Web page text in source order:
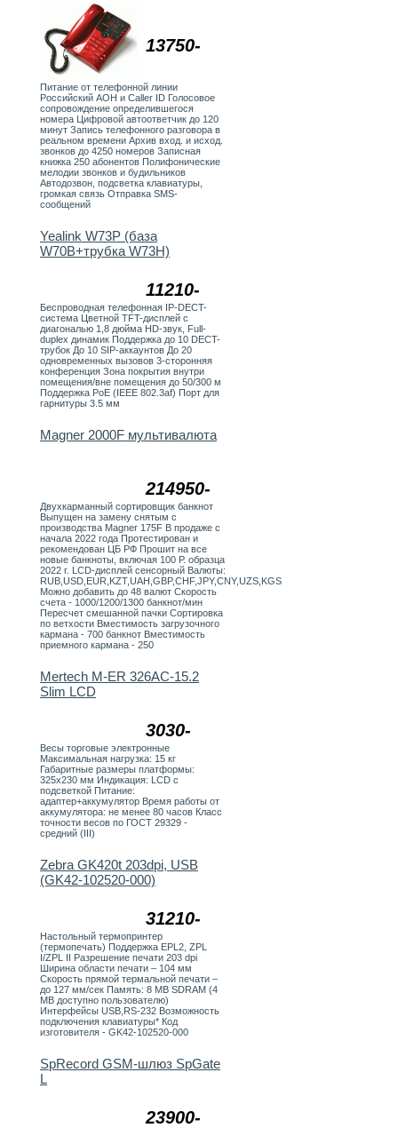
13750-
Питание от телефонной линии
Российский АОН и Caller ID Голосовое
сопровождение определившегося
номера Цифровой автоответчик до 120
минут Запись телефонного разговора в
реальном времени Архив вход. и исход.
звонков до 4250 номеров Записная
книжка 250 абонентов Полифонические
мелодии звонков и будильников
Автодозвон, подсветка клавиатуры,
громкая связь Отправка SMS-
сообщений
11210-
Yealink W73P (база
W70B+трубка W73H)
Беспроводная телефонная IP-DECT-
система Цветной TFT-дисплей с
диагональю 1,8 дюйма HD-звук, Full-
duplex динамик Поддержка до 10 DECT-
трубок До 10 SIP-аккаунтов До 20
одновременных вызовов 3-сторонняя
конференция Зона покрытия внутри
помещения/вне помещения до 50/300 м
Поддержка PoE (IEEE 802.3af) Порт для
гарнитуры 3.5 мм
214950-
Magner 2000F мультивалюта
Двухкарманный сортировщик банкнот
Выпущен на замену снятым с
производства Magner 175F В продаже с
начала 2022 года Протестирован и
рекомендован ЦБ РФ Прошит на все
новые банкноты, включая 100 Р. образца
2022 г. LCD-дисплей сенсорный Валюты:
RUB,USD,EUR,KZT,UAH,GBP,CHF,JPY,CNY,UZS,KGS
Можно добавить до 48 валют Скорость
счета - 1000/1200/1300 банкнот/мин
Пересчет смешанной пачки Сортировка
по ветхости Вместимость загрузочного
кармана - 700 банкнот Вместимость
приемного кармана - 250
3030-
Mertech M-ER 326AC-15.2
Slim LCD
Весы торговые электронные
Максимальная нагрузка: 15 кг
Габаритные размеры платформы:
325х230 мм Индикация: LCD с
подсветкой Питание:
адаптер+аккумулятор Время работы от
аккумулятора: не менее 80 часов Класс
точности весов по ГОСТ 29329 -
средний (III)
31210-
Zebra GK420t 203dpi, USB
(GK42-102520-000)
Настольный термопринтер
(термопечать) Поддержка EPL2, ZPL
I/ZPL II Разрешение печати 203 dpi
Ширина области печати – 104 мм
Скорость прямой термальной печати –
до 127 мм/сек Память: 8 MB SDRAM (4
MB доступно пользователю)
Интерфейсы USB,RS-232 Возможность
подключения клавиатуры* Код
изготовителя - GK42-102520-000
23900-
SpRecord GSM-шлюз SpGate
L